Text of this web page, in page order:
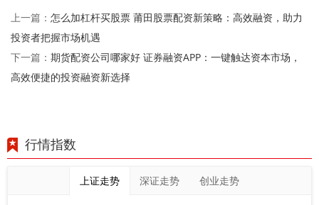
上一篇： 怎么加杠杆买股票 莆田股票配资新策略：高效融资，助力
投资者把握市场机遇
下一篇： 期货配资公司哪家好 证券融资APP：一键触达资本市场，
高效便捷的投资融资新选择
行情指数
上证走势 深证走势 创业走势